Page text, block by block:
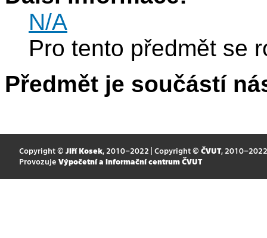
N/A
Pro tento předmět se
Předmět je součástí
Copyright © Jiří Kosek, 2010–2022 | Copyright © ČVUT, 2010–2022
Provozuje Výpočetní a informační centrum ČVUT